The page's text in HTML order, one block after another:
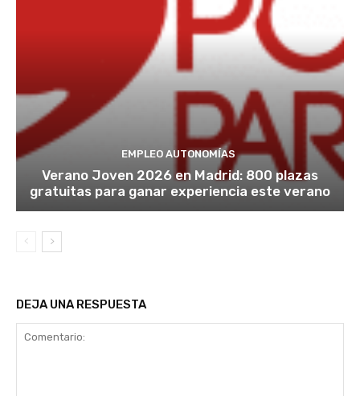
EMPLEO AUTONOMÍAS
Verano Joven 2026 en Madrid: 800 plazas
gratuitas para ganar experiencia este verano
DEJA UNA RESPUESTA